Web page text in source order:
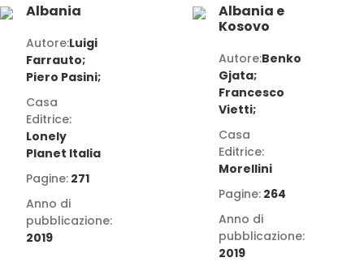
Albania
Autore:Luigi
Farrauto;
Piero Pasini;
Casa
Editrice:
Lonely
Planet Italia
Pagine: 271
Anno di
pubblicazione:
2019
Albania e
Kosovo
Autore:Benko
Gjata;
Francesco
Vietti;
Casa
Editrice:
Morellini
Pagine: 264
Anno di
pubblicazione:
2019